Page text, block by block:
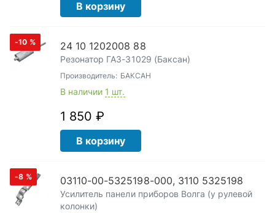
В корзину
-10 % 24 10 1202008 88
Резонатор ГАЗ-31029 (Баксан)
Производитель: БАКСАН
В наличии 1 шт.
1 850 ₽
В корзину
-8 % 03110-00-5325198-000, 3110 5325198
Усилитель панели приборов Волга (у рулевой
колонки)